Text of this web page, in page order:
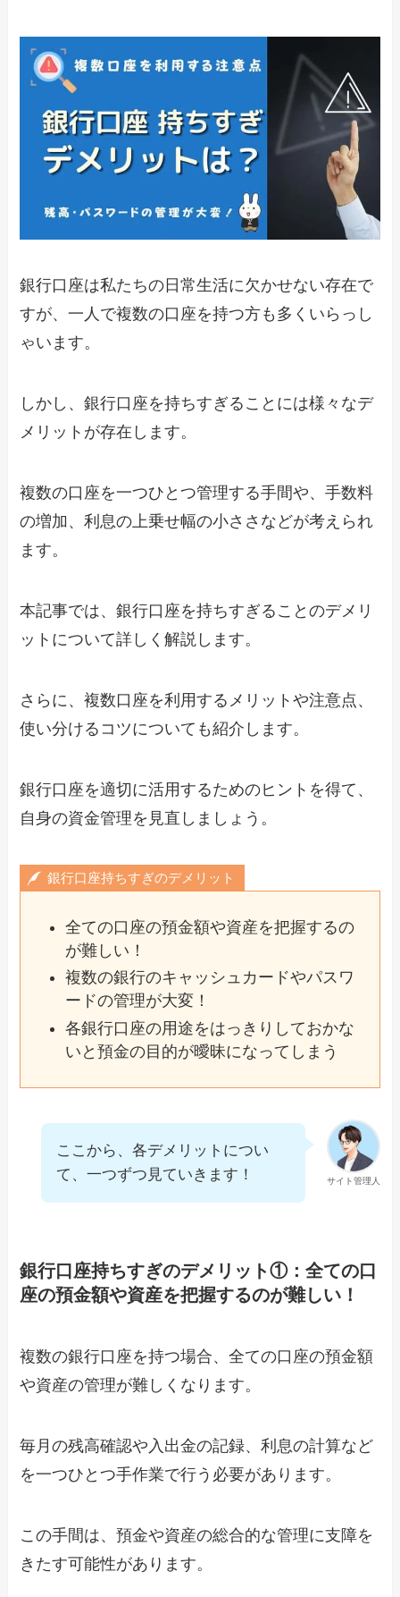
銀行口座は私たちの日常生活に欠かせない存在で
すが、一人で複数の口座を持つ方も多くいらっし
ゃいます。
しかし、銀行口座を持ちすぎることには様々なデ
メリットが存在します。
複数の口座を一つひとつ管理する手間や、手数料
の増加、利息の上乗せ幅の小ささなどが考えられ
ます。
本記事では、銀行口座を持ちすぎることのデメリ
ットについて詳しく解説します。
さらに、複数口座を利用するメリットや注意点、
使い分けるコツについても紹介します。
銀行口座を適切に活用するためのヒントを得て、
自身の資金管理を見直しましょう。
銀行口座持ちすぎのデメリット
全ての口座の預金額や資産を把握するの
が難しい！
複数の銀行のキャッシュカードやパスワ
ードの管理が大変！
各銀行口座の用途をはっきりしておかな
いと預金の目的が曖昧になってしまう
サイト管理人
ここから、各デメリットについ
て、一つずつ見ていきます！
銀行口座持ちすぎのデメリット①：全ての口
座の預金額や資産を把握するのが難しい！
複数の銀行口座を持つ場合、全ての口座の預金額
や資産の管理が難しくなります。
毎月の残高確認や入出金の記録、利息の計算など
を一つひとつ手作業で行う必要があります。
この手間は、預金や資産の総合的な管理に支障を
きたす可能性があります。